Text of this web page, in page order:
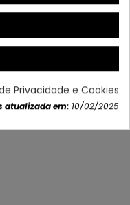
Privacidade e Cookies
atualizada em: 10/02/2025